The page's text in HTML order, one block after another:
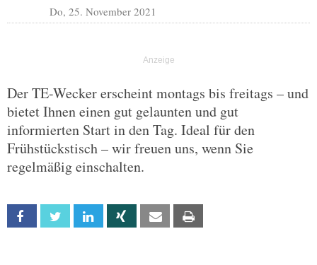
Do, 25. November 2021
Der TE-Wecker erscheint montags bis freitags – und
bietet Ihnen einen gut gelaunten und gut
informierten Start in den Tag. Ideal für den
Frühstückstisch – wir freuen uns, wenn Sie
regelmäßig einschalten.
Facebook Twitter Linkedin Xing Email